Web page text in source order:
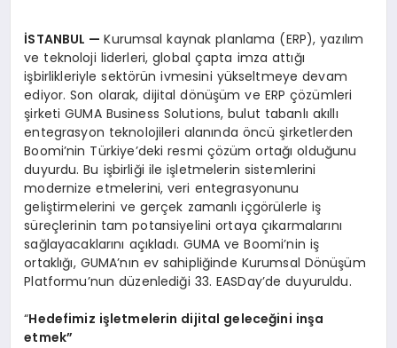
İSTANBUL —Kurumsal kaynak planlama (ERP), yazılım
ve teknoloji liderleri, global çapta imza attığı
işbirlikleriyle sektörün ivmesini yükseltmeye devam
ediyor. Son olarak, dijital dönüşüm ve ERP çözümleri
şirketi GUMA Business Solutions, bulut tabanlı akıllı
entegrasyon teknolojileri alanında öncü şirketlerden
Boomi’nin Türkiye’deki resmi çözüm ortağı olduğunu
duyurdu. Bu işbirliği ile işletmelerin sistemlerini
modernize etmelerini, veri entegrasyonunu
geliştirmelerini ve gerçek zamanlı içgörülerle iş
süreçlerinin tam potansiyelini ortaya çıkarmalarını
sağlayacaklarını açıkladı. GUMA ve Boomi’nin iş
ortaklığı, GUMA’nın ev sahipliğinde Kurumsal Dönüşüm
Platformu’nun düzenlediği 33. EASDay’de duyuruldu.
“Hedefimiz işletmelerin dijital geleceğini inşa
etmek”